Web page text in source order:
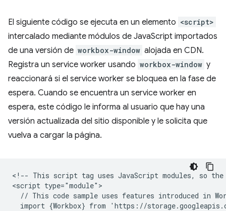
El siguiente código se ejecuta en un elemento <script>
intercalado mediante módulos de JavaScript importados
de una versión de workbox-window alojada en CDN.
Registra un service worker usando workbox-window y
reaccionará si el service worker se bloquea en la fase de
espera. Cuando se encuentra un service worker en
espera, este código le informa al usuario que hay una
versión actualizada del sitio disponible y le solicita que
vuelva a cargar la página.
<!-- This script tag uses JavaScript modules, so
<script type="module">
// This code sample uses features introduced in
import {Workbox} from 'https://